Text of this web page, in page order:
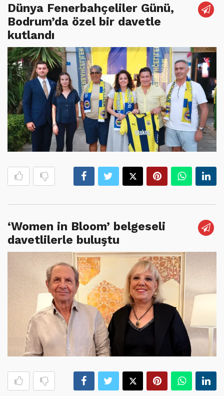
Dünya Fenerbahçeliler Günü,
Bodrum’da özel bir davetle
kutlandı
‘Women in Bloom’ belgeseli
davetlilerle buluştu